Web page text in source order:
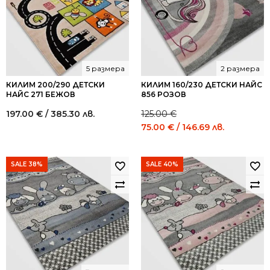
КИЛИМ 200/290 ДЕТСКИ
НАЙС 271 БЕЖОВ
5 размера
197.00 € / 385.30 лв.
КИЛИМ 160/230 ДЕТСКИ НАЙС
856 РОЗОВ
2 размера
125.00€
Original
125.00 €
/
244.48
лв..
75.00 € / 146.69 лв.
75.00 €
/
146.69
лв..
SALE 38% SALE 40%